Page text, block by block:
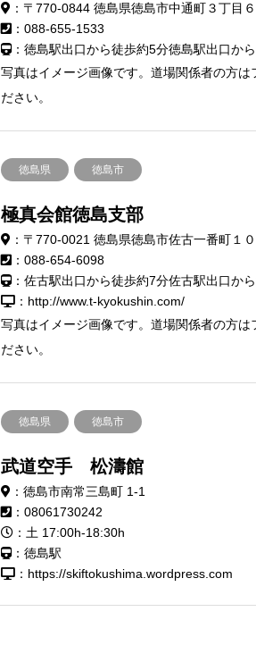
：〒770-0844 徳島県徳島市中通町３丁目６
：088-655-1533
：徳島駅出口から徒歩約5分徳島駅出口か
写真はイメージ画像です。道場関係者の方は
ださい。
徳島県 徳島市
極真会館徳島支部
：〒770-0021 徳島県徳島市佐古一番町１
：088-654-6098
：佐古駅出口から徒歩約7分佐古駅出口か
：http://www.t-kyokushin.com/
写真はイメージ画像です。道場関係者の方は
ださい。
徳島県 徳島市
武道空手 松濤館
：徳島市南常三島町 1-1
：08061730242
：土 17:00h-18:30h
：徳島駅
：https://skiftokushima.wordpress.com